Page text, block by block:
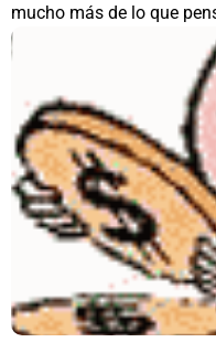
mucho más de lo que